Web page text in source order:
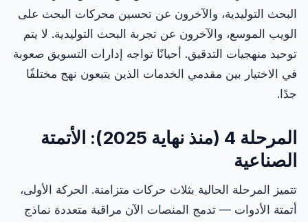
البحث التوليدية، والآخرون عن تحسين محركات البحث على
الويب الموسع، والآخرون عن تجربة البحث التوليدية. لا يتم
توحيد منهجيات التدقيق. أحيانًا تواجه إدارات التسويق صعوبة
في الاختيار بين مقدمي الخدمات الذين يتبعون نهج مختلفًا
جدًا.
المرحلة 4 (منذ نهاية 2025): الأتمتة
الصناعية
تتميز المرحلة الحالية بثلاث حركات متزامنة. الحركة الأولى،
أتمتة الأدوات — تدمج المنصات الآن مراقبة متعددة نماذج